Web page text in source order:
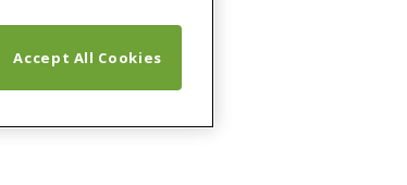
Accept All Cookies